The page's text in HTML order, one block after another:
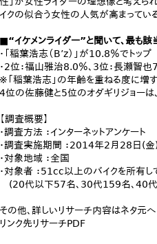
イクの似合う女性の人気が高まってい
■“イケメンライダー”と聞いて、最も
・「稲葉浩志（B’z）」が10.8％でトップ
・2位：福山雅治8.0％、3位：長瀬智
※「稲葉浩志」の年齢を重ねる度に増
4位の佐藤健と5位のオダギリジョーは
【調査概要】
・調査方法 ：インターネットアンケート
・調査実施期間 ：2014年2月28日(
・対象地域 ：全国
・対象者 ：51cc以上のバイクを所有
(20代以下57名、30代159名、40
その他、詳しいリサーチ内容はネタ元へ
リンク先リサーチPDF